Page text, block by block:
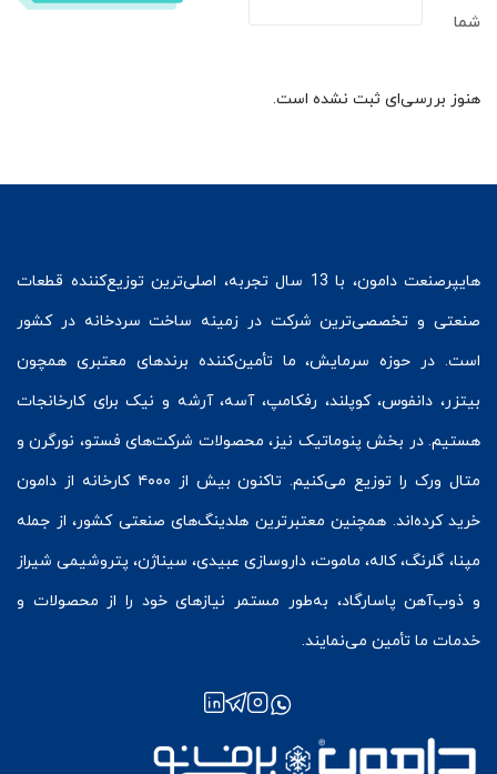
شما
هنوز بررسی‌ای ثبت نشده است.
هایپرصنعت
دامون، با 13 سال تجربه، اصلی‌ترین توزیع‌کننده قطعات
صنعتی و تخصصی‌ترین شرکت در زمینه ساخت سردخانه در کشور
است. در حوزه سرمایش، ما تأمین‌کننده برندهای معتبری همچون
بیتزر، دانفوس،کوپلند، رفکامپ، آسه، آرشه و نیک برای کارخانجات
هستیم. در بخش پنوماتیک نیز، محصولات شرکت‌های فستو، نورگرن و
متال ورک
را توزیع می‌کنیم. تاکنون بیش از ۴۰۰۰ کارخانه از دامون
خرید کرده‌اند. همچنین معتبرترین هلدینگ‌های صنعتی کشور، از جمله
مپنا، گلرنگ، کاله، ماموت، داروسازی عبیدی، سیناژن، پتروشیمی شیراز
و ذوب‌آهن پاسارگاد، به‌طور مستمر نیازهای خود را از محصولات و
خدمات ما تأمین می‌نمایند.